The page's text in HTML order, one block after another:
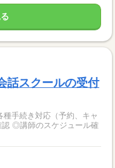
話スクールの受付
手続き対応（予約、キャ
◎講師のスケジュール確